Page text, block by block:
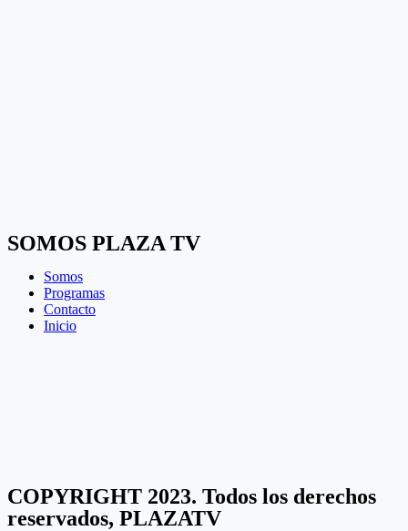
SOMOS PLAZA TV
Somos
Programas
Contacto
Inicio
COPYRIGHT 2023. Todos los derechos
reservados, PLAZATV